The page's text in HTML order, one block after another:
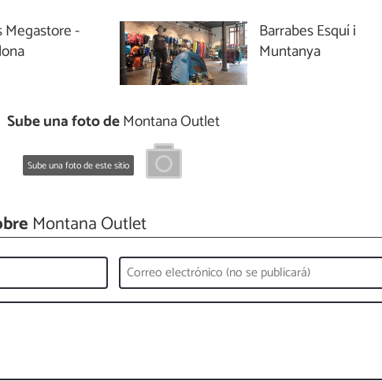
Megastore -
Barrabes Esquí i
Muntanya
Sube una foto deMontana Outlet
Sube una foto de este sitio
Montana Outlet